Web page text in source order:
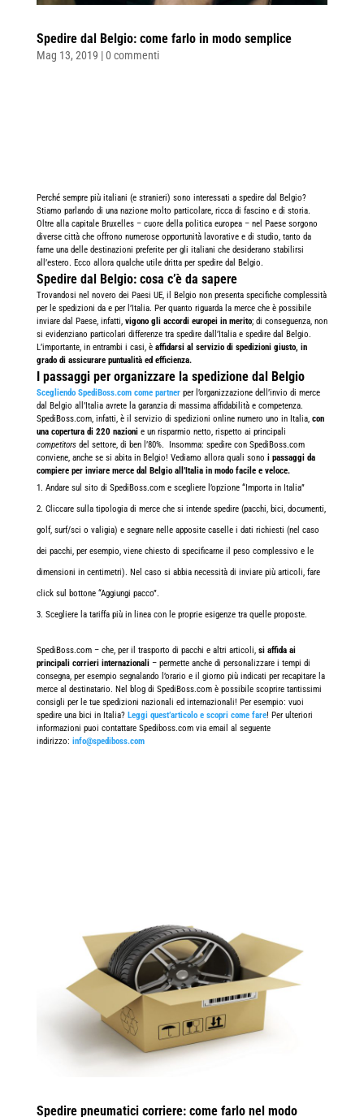
Spedire dal Belgio: come farlo in modo semplice
Mag 13, 2019 |0 commenti
Perché sempre più italiani (e stranieri) sono interessati a spedire dal Belgio?
Stiamo parlando di una nazione molto particolare, ricca di fascino e di storia.
Oltre alla capitale Bruxelles – cuore della politica europea – nel Paese sorgono
diverse città che offrono numerose opportunità lavorative e di studio, tanto da
farne una delle destinazioni preferite per gli italiani che desiderano stabilirsi
all’estero. Ecco allora qualche utile dritta per spedire dal Belgio.
Spedire dal Belgio: cosa c’è da sapere
Trovandosi nel novero dei Paesi UE, il Belgio non presenta specifiche complessità
per le spedizioni da e per l’Italia. Per quanto riguarda la merce che è possibile
inviare dal Paese, infatti, vigono gli accordi europei in merito; di conseguenza, non
si evidenziano particolari differenze tra spedire dall’Italia e spedire dal Belgio.
L’importante, in entrambi i casi, è affidarsi al servizio di spedizioni giusto, in
grado di assicurare puntualità ed efficienza.
I passaggi per organizzare la spedizione dal Belgio
Scegliendo SpediBoss.com come partnerper l’organizzazione dell’invio di merce
dal Belgio all’Italia avrete la garanzia di massima affidabilità e competenza.
SpediBoss.com, infatti, è il servizio di spedizioni online numero uno in Italia, con
una copertura di 220 nazionie un risparmio netto, rispetto ai principali
competitorsdel settore, di ben l’80%. Insomma: spedire con SpediBoss.com
conviene, anche se si abita in Belgio! Vediamo allora quali sono i passaggi da
compiere per inviare merce dal Belgio all’Italia in modo facile e veloce.
Andare sul sito di SpediBoss.com e scegliere l’opzione “Importa in Italia”
Cliccare sulla tipologia di merce che si intende spedire (pacchi, bici, documenti,
golf, surf/sci o valigia) e segnare nelle apposite caselle i dati richiesti (nel caso
dei pacchi, per esempio, viene chiesto di specificarne il peso complessivo e le
dimensioni in centimetri). Nel caso si abbia necessità di inviare più articoli, fare
click sul bottone “Aggiungi pacco”.
Scegliere la tariffa più in linea con le proprie esigenze tra quelle proposte.
SpediBoss.com – che, per il trasporto di pacchi e altri articoli, si affida ai
principali corrieri internazionali– permette anche di personalizzare i tempi di
consegna, per esempio segnalando l’orario e il giorno più indicati per recapitare la
merce al destinatario. Nel blog di SpediBoss.com è possibile scoprire tantissimi
consigli per le tue spedizioni nazionali ed internazionali! Per esempio: vuoi
spedire una bici in Italia? Leggi quest’articolo e scopri come fare! Per ulteriori
informazioni puoi contattare Spediboss.com via email al seguente
indirizzo: info@spediboss.com
Spedire pneumatici corriere: come farlo nel modo